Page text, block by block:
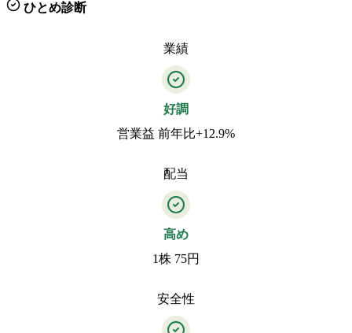
ひとめ診断
業績
好調
営業益 前年比+12.9%
配当
高め
1株 75円
安全性